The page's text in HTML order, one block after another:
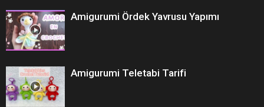
Amigurumi Ördek Yavrusu Yapımı
Amigurumi Teletabi Tarifi